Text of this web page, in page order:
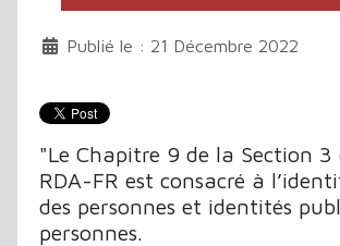
Publié le : 21 Décembre 2022
"Le Chapitre 9 de la Section 3
RDA-FR est consacré à
des personnes et identités
personnes.